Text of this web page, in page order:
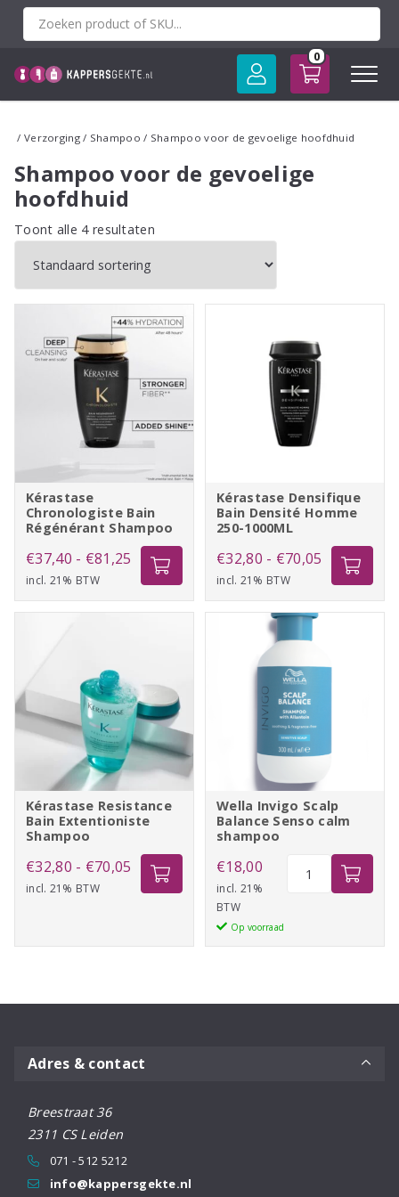
Spring
0
/ Verzorging/ Shampoo / Shampoo voor de gevoelige hoofdhuid
Shampoo voor de gevoelige
hoofdhuid
Toont alle 4 resultaten
Kérastase
Chronologiste Bain
Régénérant Shampoo
€37,40 - €81,25 Prijsklasse:
€37,40
tot
incl. 21% BTW
Kérastase Densifique
Bain Densité Homme
250-1000ML
€32,80 - €70,05 Prijsklasse:
€32,80
tot
incl. 21% BTW
Kérastase Resistance
Bain Extentioniste
Shampoo
€32,80 - €70,05 Prijsklasse:
€32,80
incl. 21% BTW
Wella Invigo Scalp
Balance Senso calm
shampoo
€18,00
incl. 21%
BTW
Op voorraad
Adres & contact
Breestraat 36
2311 CS Leiden
071 - 512 5212
info@kappersgekte.nl